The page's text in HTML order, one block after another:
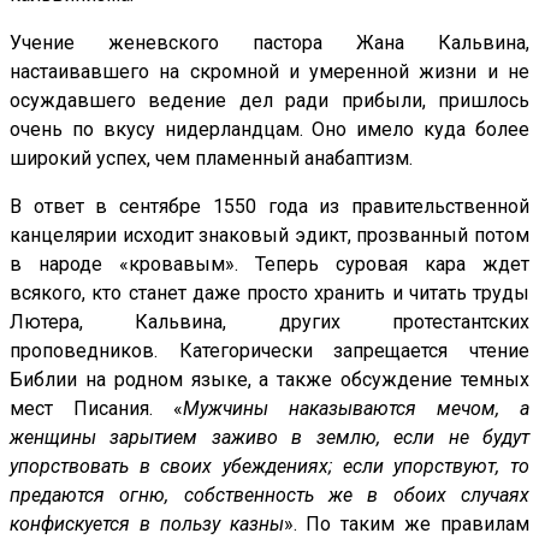
Учение женевского пастора Жана Кальвина,
настаивавшего на скромной и умеренной жизни и не
осуждавшего ведение дел ради прибыли, пришлось
очень по вкусу нидерландцам. Оно имело куда более
широкий успех, чем пламенный анабаптизм.
В ответ в сентябре 1550 года из правительственной
канцелярии исходит знаковый эдикт, прозванный потом
в народе «кровавым». Теперь суровая кара ждет
всякого, кто станет даже просто хранить и читать труды
Лютера, Кальвина, других протестантских
проповедников. Категорически запрещается чтение
Библии на родном языке, а также обсуждение темных
мест Писания. «Мужчины наказываются мечом, а
женщины зарытием заживо в землю, если не будут
упорствовать в своих убеждениях; если упорствуют, то
предаются огню, собственность же в обоих случаях
конфискуется в пользу казны». По таким же правилам